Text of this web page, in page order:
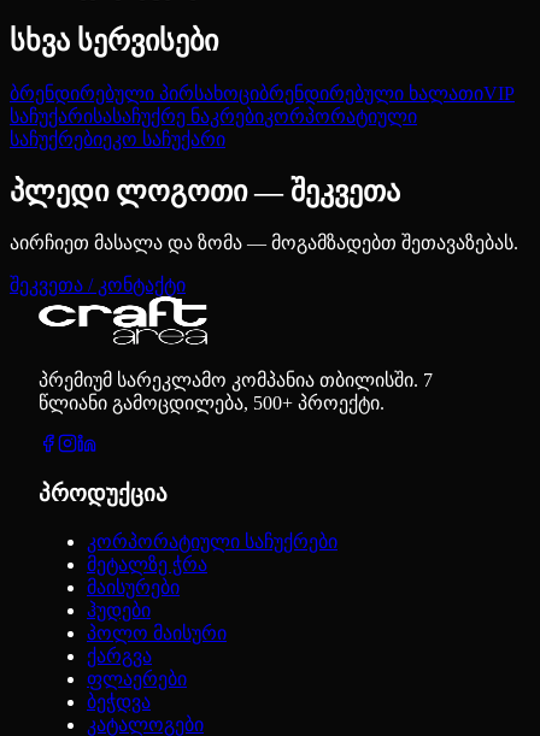
სხვა სერვისები
ბრენდირებული პირსახოციბრენდირებული ხალათიVIP
საჩუქარისასაჩუქრე ნაკრებიკორპორატიული
საჩუქრებიეკო საჩუქარი
პლედი ლოგოთი — შეკვეთა
აირჩიეთ მასალა და ზომა — მოგამზადებთ შეთავაზებას.
შეკვეთა / კონტაქტი
პრემიუმ სარეკლამო კომპანია თბილისში. 7
წლიანი გამოცდილება, 500+ პროექტი.
პროდუქცია
კორპორატიული საჩუქრები
მეტალზე ჭრა
მაისურები
ჰუდები
პოლო მაისური
ქარგვა
ფლაერები
ბეჭდვა
კატალოგები